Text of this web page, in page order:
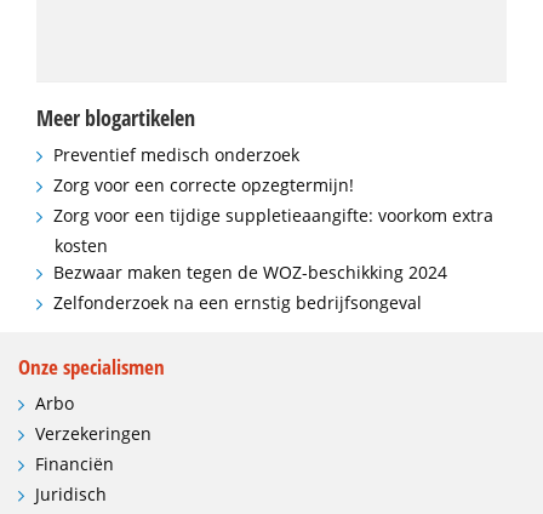
Meer blogartikelen
Preventief medisch onderzoek
Zorg voor een correcte opzegtermijn!
Zorg voor een tijdige suppletieaangifte: voorkom extra
kosten
Bezwaar maken tegen de WOZ-beschikking 2024
Zelfonderzoek na een ernstig bedrijfsongeval
Onze specialismen
Arbo
Verzekeringen
Financiën
Juridisch